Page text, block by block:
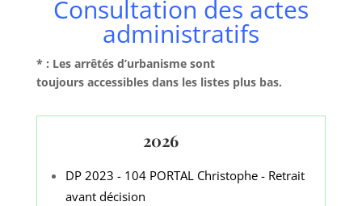
Consultation des actes
administratifs
* : Les arrêtés d’urbanisme sont
toujours accessibles dans les listes plus bas.
2026
DP 2023 - 104 PORTAL Christophe - Retrait
avant décision